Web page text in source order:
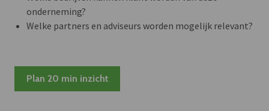
onderneming?
Welke partners en adviseurs worden mogelijk relevant?
Plan 20 min inzicht